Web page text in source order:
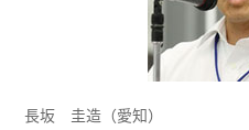
長坂 圭造（愛知）